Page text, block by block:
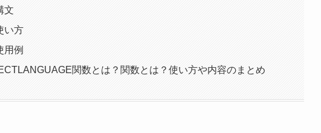
文
い方
用例
関数とは？関数とは？使い方や内容のまとめ